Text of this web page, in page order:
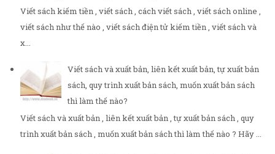
Viết sách kiếm tiền , viết sách , cách viết sách , viết sách online ,
viết sách như thế nào , viết sách điện tử kiếm tiền , viết sách và
x...
Viết sách và xuất bản, liên kết xuất bản, tự xuất bản
sách, quy trình xuất bản sách, muốn xuất bản sách
thì làm thế nào?
Viết sách và xuất bản , liên kết xuất bản , tự xuất bản sách , quy
trình xuất bản sách , muốn xuất bản sách thì làm thế nào ? Hãy ...